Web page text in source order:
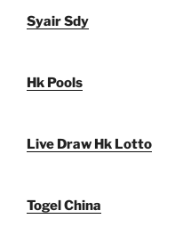
Syair Sdy
Hk Pools
Live Draw Hk Lotto
Togel China